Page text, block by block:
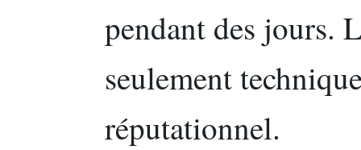
pendant des jours.
seulement
réputationnel.